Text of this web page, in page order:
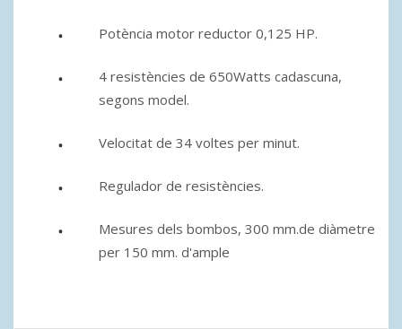
Potència motor reductor 0,125 HP.
4 resistències de 650Watts cadascuna,
segons model.
Velocitat de 34 voltes per minut.
Regulador de resistències.
Mesures dels bombos, 300 mm.de diàmetre
per 150 mm. d'ample